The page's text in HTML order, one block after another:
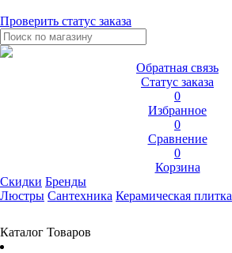
Проверить статус заказа
Обратная связь
Статус заказа
0
Избранное
0
Сравнение
0
Корзина
Скидки Бренды
Люстры Сантехника Керамическая плитка
Каталог Товаров